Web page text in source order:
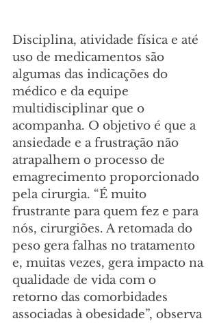
Disciplina, atividade física e até
uso de medicamentos são
algumas das indicações do
médico e da equipe
multidisciplinar que o
acompanha. O objetivo é que a
ansiedade e a frustração não
atrapalhem o processo de
emagrecimento proporcionado
pela cirurgia. “É muito
frustrante para quem fez e para
nós, cirurgiões. A retomada do
peso gera falhas no tratamento
e, muitas vezes, gera impacto na
qualidade de vida com o
retorno das comorbidades
associadas à obesidade”, observa